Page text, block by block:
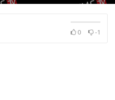
0 -1